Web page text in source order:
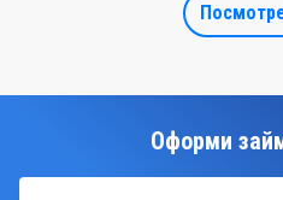
Оформи